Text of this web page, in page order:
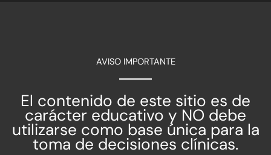
AVISO IMPORTANTE
El contenido de este sitio es de
carácter educativo y NO debe
utilizarse como base única para la
toma de decisiones clínicas.